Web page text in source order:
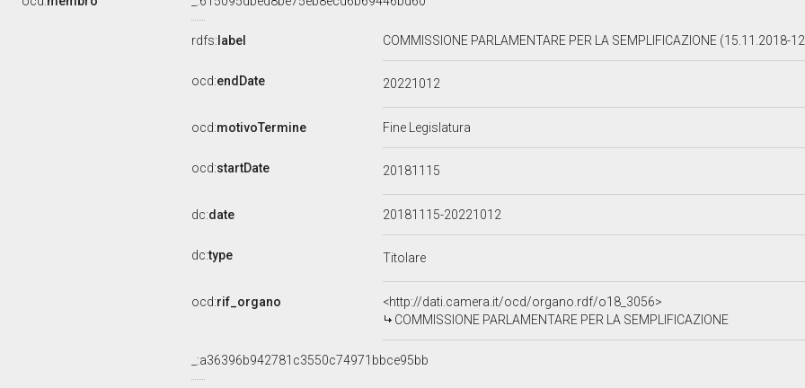
rdfs: label COMMISSIONE PARLAMENTARE PER LA SEMPLIFICAZIONE (15.11.2018-
ocd:endDate 20221012
ocd:motivoTermine Fine Legislatura
ocd:startDate 20181115
dc:date 20181115-20221012
dc:type Titolare
ocd:rif_organo
<http://dati.camera.it/ocd/organo.rdf/o18_3056>
COMMISSIONE PARLAMENTARE PER LA SEMPLIFICAZIONE
_:a36396b942781c3550c74971bbce95bb